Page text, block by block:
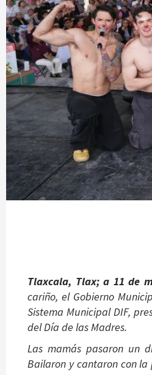
Tlaxcala, Tlax; a 11 de
cariño, el Gobierno
Sistema Municipal DIF,
del Día de las Madres.
Las mamás pasaron un
Bailaron y cantaron con la